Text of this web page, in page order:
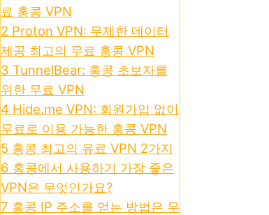
료 홍콩 VPN
2 Proton VPN: 무제한 데이터
제공 최고의 무료 홍콩 VPN
3 TunnelBear: 홍콩 초보자를
위한 무료 VPN
4 Hide.me VPN: 회원가입 없이
무료로 이용 가능한 홍콩 VPN
5 홍콩 최고의 유료 VPN 2가지
6 홍콩에서 사용하기 가장 좋은
VPN은 무엇인가요?
7 홍콩 IP 주소를 얻는 방법은 무